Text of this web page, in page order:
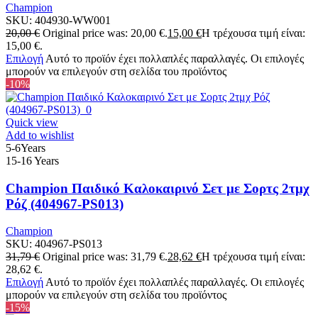
Champion
SKU: 404930-WW001
20,00€ Original price was: 20,00 €.15,00 €Η τρέχουσα τιμή είναι:
15,00 €.
Επιλογή Αυτό το προϊόν έχει πολλαπλές παραλλαγές. Οι επιλογές
μπορούν να επιλεγούν στη σελίδα του προϊόντος
-10%
Quick view
Add to wishlist
5-6Years
15-16 Years
Champion Παιδικό Καλοκαιρινό Σετ με Σορτς 2τμχ
Ρόζ (404967-PS013)
Champion
SKU: 404967-PS013
31,79€ Original price was: 31,79 €.28,62 €Η τρέχουσα τιμή είναι:
28,62 €.
Επιλογή Αυτό το προϊόν έχει πολλαπλές παραλλαγές. Οι επιλογές
μπορούν να επιλεγούν στη σελίδα του προϊόντος
-15%